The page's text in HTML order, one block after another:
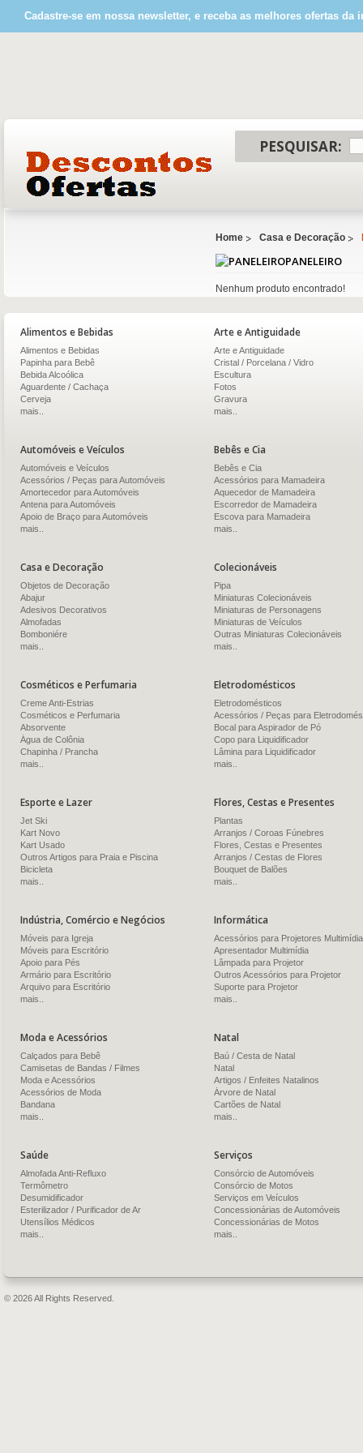
Cadastre-se em nossa newsletter, e receba as melhores ofertas da
PESQUISAR:
Home Casa e Decoração
PANELEIRO
Nenhum produto encontrado!
Alimentos e Bebidas
Alimentos e Bebidas
Papinha para Bebê
Bebida Alcoólica
Aguardente / Cachaça
Cerveja
mais..
Arte e Antiguidade
Arte e Antiguidade
Cristal / Porcelana / Vidro
Escultura
Fotos
Gravura
mais..
Automóveis e Veículos
Automóveis e Veículos
Acessórios / Peças para Automóveis
Amortecedor para Automóveis
Antena para Automóveis
Apoio de Braço para Automóveis
mais..
Bebês e Cia
Bebês e Cia
Acessórios para Mamadeira
Aquecedor de Mamadeira
Escorredor de Mamadeira
Escova para Mamadeira
mais..
Casa e Decoração
Objetos de Decoração
Abajur
Adesivos Decorativos
Almofadas
Bomboniére
mais..
Colecionáveis
Pipa
Miniaturas Colecionáveis
Miniaturas de Personagens
Miniaturas de Veículos
Outras Miniaturas Colecionáveis
mais..
Cosméticos e Perfumaria
Creme Anti-Estrias
Cosméticos e Perfumaria
Absorvente
Água de Colônia
Chapinha / Prancha
mais..
Eletrodomésticos
Eletrodomésticos
Acessórios / Peças para
Bocal para Aspirador de Pó
Copo para Liquidificador
Lâmina para Liquidificador
mais..
Esporte e Lazer
Jet Ski
Kart Novo
Kart Usado
Outros Artigos para Praia e Piscina
Bicicleta
mais..
Flores, Cestas e Presentes
Plantas
Arranjos / Coroas Fúnebres
Flores, Cestas e Presentes
Arranjos / Cestas de Flores
Bouquet de Balões
mais..
Indústria, Comércio e Negócios
Móveis para Igreja
Móveis para Escritório
Apoio para Pés
Armário para Escritório
Arquivo para Escritório
mais..
Informática
Acessórios para Projetores Multimídia
Apresentador Multimídia
Lâmpada para Projetor
Outros Acessórios para Projetor
Suporte para Projetor
mais..
Moda e Acessórios
Calçados para Bebê
Camisetas de Bandas / Filmes
Moda e Acessórios
Acessórios de Moda
Bandana
mais..
Natal
Baú / Cesta de Natal
Natal
Artigos / Enfeites Natalinos
Árvore de Natal
Cartões de Natal
mais..
Saúde
Almofada Anti-Refluxo
Termômetro
Desumidificador
Esterilizador / Purificador de Ar
Utensílios Médicos
mais..
Serviços
Consórcio de Automóveis
Consórcio de Motos
Serviços em Veículos
Concessionárias de Automóveis
Concessionárias de Motos
mais..
© 2026 All Rights Reserved.